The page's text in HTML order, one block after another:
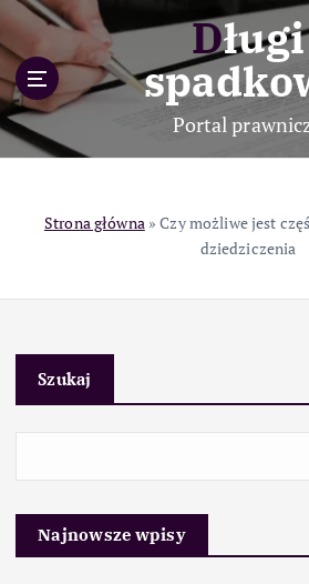
p
o
c
Długi
Portal
Strona główna»Czy możliwe jest
dziedziczenia
Szukaj
Najnowsze wpisy